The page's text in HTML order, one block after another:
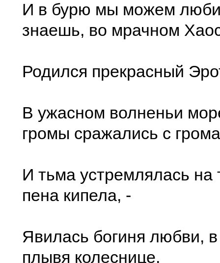
И в бурю мы можем
знаешь, во мрачном
Родился прекрасный
В ужасном волненьи
громы сражались с
И тьма устремлялась на
пена кипела, -
Явилась богиня любви,
плывя колеснице,